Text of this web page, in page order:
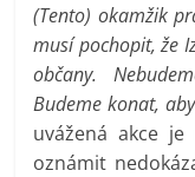
(Tento) okamžik
musí pochopit, že
občany.
Budeme konat,
uvážená akce je
oznámit